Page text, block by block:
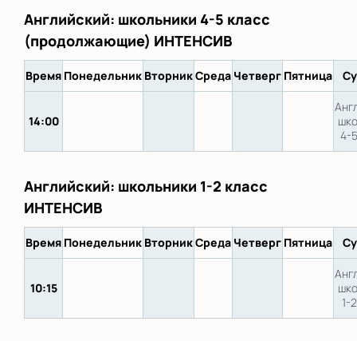
Английский: школьники 4-5 класс
(продолжающие) ИНТЕНСИВ
Время Понедельник ВторникСреда Четверг Пятница
14:00
4-
Английский: школьники 1-2 класс
ИНТЕНСИВ
Время Понедельник ВторникСреда Четверг Пятница
10:15
1-